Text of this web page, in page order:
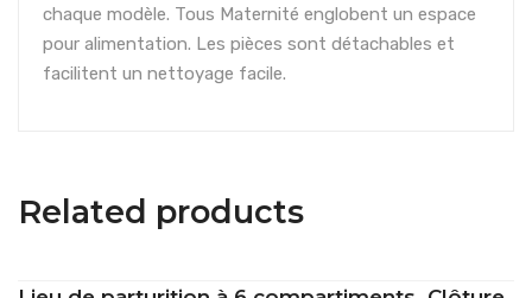
chaque modèle. Tous Maternité englobent un espace
pour alimentation. Les pièces sont détachables et
facilitent un nettoyage facile.
Related products